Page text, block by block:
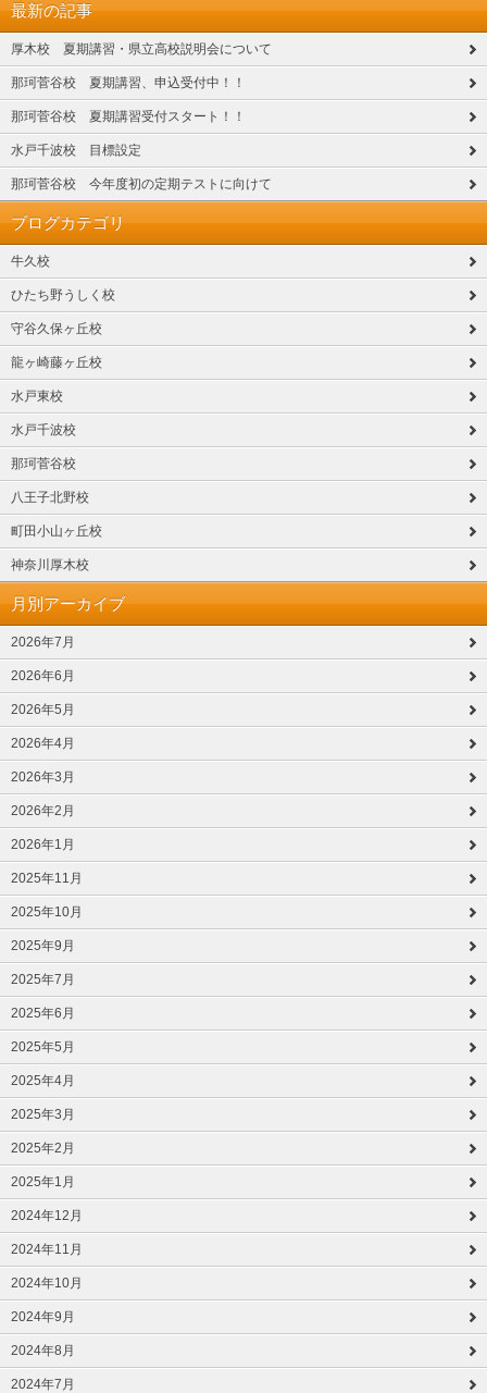
最新の記事
厚木校 夏期講習・県立高校説明会について
那珂菅谷校 夏期講習、申込受付中！！
那珂菅谷校 夏期講習受付スタート！！
水戸千波校 目標設定
那珂菅谷校 今年度初の定期テストに向けて
ブログカテゴリ
牛久校
ひたち野うしく校
守谷久保ヶ丘校
龍ヶ崎藤ヶ丘校
水戸東校
水戸千波校
那珂菅谷校
八王子北野校
町田小山ヶ丘校
神奈川厚木校
月別アーカイブ
2026年7月
2026年6月
2026年5月
2026年4月
2026年3月
2026年2月
2026年1月
2025年11月
2025年10月
2025年9月
2025年7月
2025年6月
2025年5月
2025年4月
2025年3月
2025年2月
2025年1月
2024年12月
2024年11月
2024年10月
2024年9月
2024年8月
2024年7月